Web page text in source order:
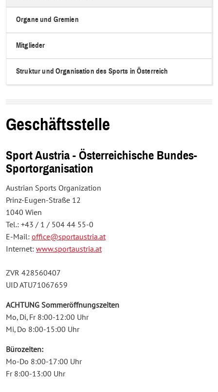
Organe und Gremien
Mitglieder
Struktur und Organisation des Sports in Österreich
Geschäftsstelle
Sport Austria - Österreichische Bundes-
Sportorganisation
Austrian Sports Organization
Prinz-Eugen-Straße 12
1040 Wien
Tel.: +43 / 1 / 504 44 55-0
E-Mail: office@sportaustria.at
Internet: www.sportaustria.at
ZVR 428560407
UID ATU71067659
ACHTUNG Sommeröffnungszeiten
Mo, Di, Fr 8:00-12:00 Uhr
Mi, Do 8:00-15:00 Uhr
Bürozeiten:
Mo-Do 8:00-17:00 Uhr
Fr 8:00-13:00 Uhr